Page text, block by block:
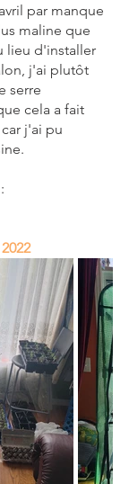
par manque
maline que
lieu d'installer
j'ai plutôt
serre
cela a fait
j'ai pu
2022